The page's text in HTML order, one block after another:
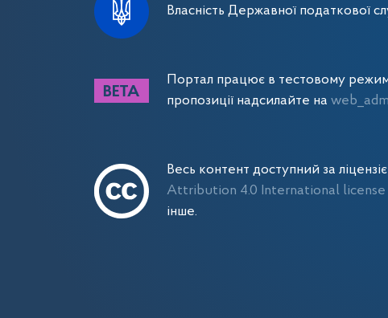
Власність Державної податкової
Портал працює в тестовому
пропозиції надсилайте на
Весь контент доступний за
Attribution 4.0 International license
інше.